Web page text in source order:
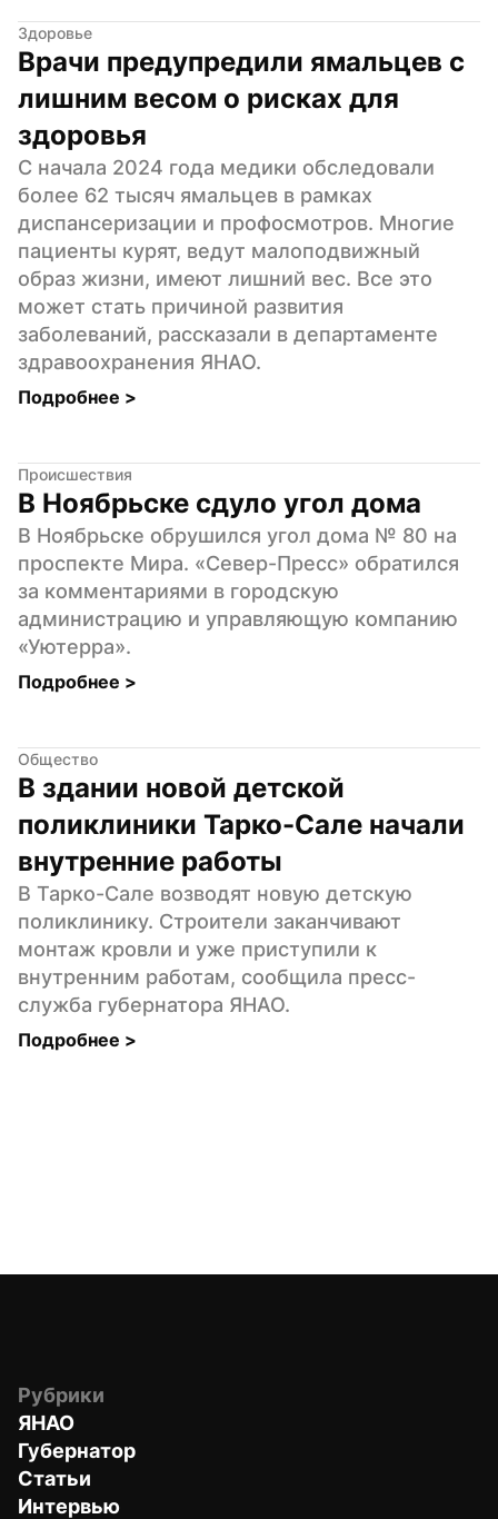
Здоровье
Врачи предупредили ямальцев с
лишним весом о рисках для
здоровья
С начала 2024 года медики обследовали
более 62 тысяч ямальцев в рамках
диспансеризации и профосмотров. Многие
пациенты курят, ведут малоподвижный
образ жизни, имеют лишний вес. Все это
может стать причиной развития
заболеваний, рассказали в департаменте
здравоохранения ЯНАО.
Подробнее >
Происшествия
В Ноябрьске сдуло угол дома
В Ноябрьске обрушился угол дома № 80 на
проспекте Мира. «Север-Пресс» обратился
за комментариями в городскую
администрацию и управляющую компанию
«Уютерра».
Подробнее >
Общество
В здании новой детской
поликлиники Тарко-Сале начали
внутренние работы
В Тарко-Сале возводят новую детскую
поликлинику. Строители заканчивают
монтаж кровли и уже приступили к
внутренним работам, сообщила пресс-
служба губернатора ЯНАО.
Подробнее >
Рубрики
ЯНАО
Губернатор
Статьи
Интервью